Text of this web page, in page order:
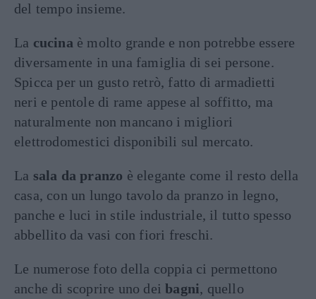
del tempo insieme.
La cucina è molto grande e non potrebbe essere
diversamente in una famiglia di sei persone.
Spicca per un gusto retrò, fatto di armadietti
neri e pentole di rame appese al soffitto, ma
naturalmente non mancano i migliori
elettrodomestici disponibili sul mercato.
La sala da pranzo è elegante come il resto della
casa, con un lungo tavolo da pranzo in legno,
panche e luci in stile industriale, il tutto spesso
abbellito da vasi con fiori freschi.
Le numerose foto della coppia ci permettono
anche di scoprire uno deibagni, quello